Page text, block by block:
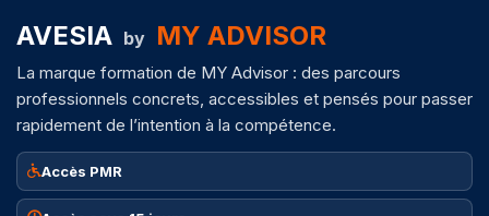
AVESIA by MY ADVISOR
La marque formation de MY Advisor : des parcours
professionnels concrets, accessibles et pensés pour passer
rapidement de l’intention à la compétence.
Accès PMR